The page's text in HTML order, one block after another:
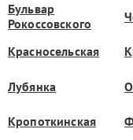
Бульвар
Рокоссовского
Красносельская
Лубянка
Кропоткинская